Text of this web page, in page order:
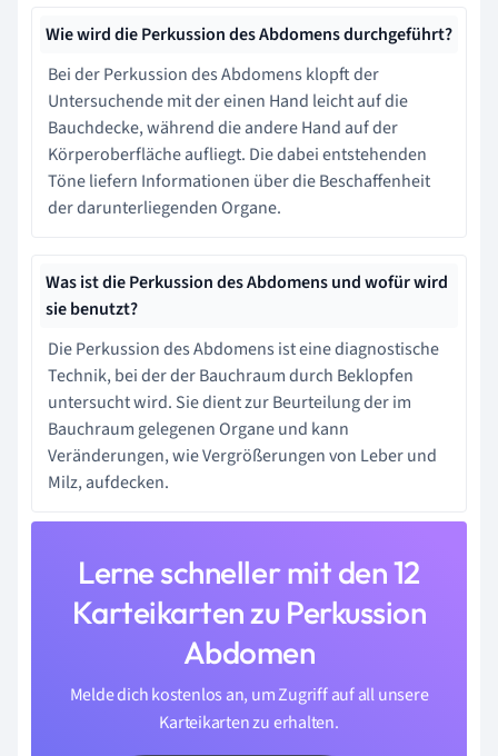
Wie wird die Perkussion des Abdomens durchgeführt?
Bei der Perkussion des Abdomens klopft der
Untersuchende mit der einen Hand leicht auf die
Bauchdecke, während die andere Hand auf der
Körperoberfläche aufliegt. Die dabei entstehenden
Töne liefern Informationen über die Beschaffenheit
der darunterliegenden Organe.
Was ist die Perkussion des Abdomens und wofür wird
sie benutzt?
Die Perkussion des Abdomens ist eine diagnostische
Technik, bei der der Bauchraum durch Beklopfen
untersucht wird. Sie dient zur Beurteilung der im
Bauchraum gelegenen Organe und kann
Veränderungen, wie Vergrößerungen von Leber und
Milz, aufdecken.
Lerne schneller mit den 12
Karteikarten zu Perkussion
Abdomen
Melde dich kostenlos an, um Zugriff auf all unsere
Karteikarten zu erhalten.